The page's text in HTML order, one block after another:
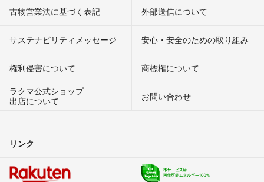
古物営業法に基づく表記 外部送信について
サステナビリティメッセージ 安心・安全のための取り組み
権利侵害について
商標権について
ラクマ公式ショップ
出店について
お問い合わせ
リンク